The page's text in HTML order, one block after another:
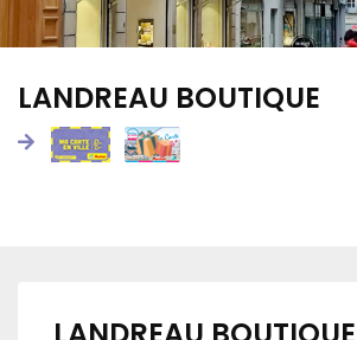
LANDREAU BOUTIQUE